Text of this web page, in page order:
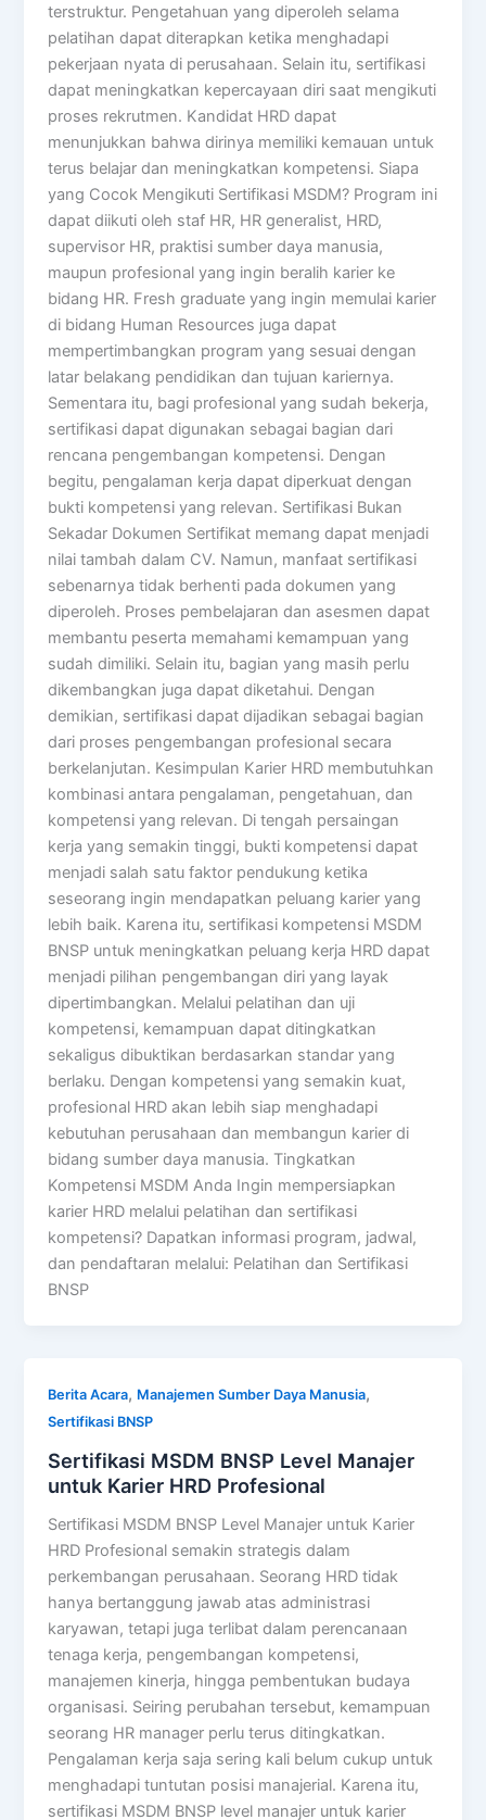
terstruktur. Pengetahuan yang diperoleh selama
pelatihan dapat diterapkan ketika menghadapi
pekerjaan nyata di perusahaan. Selain itu, sertifikasi
dapat meningkatkan kepercayaan diri saat mengikuti
proses rekrutmen. Kandidat HRD dapat
menunjukkan bahwa dirinya memiliki kemauan untuk
terus belajar dan meningkatkan kompetensi. Siapa
yang Cocok Mengikuti Sertifikasi MSDM? Program ini
dapat diikuti oleh staf HR, HR generalist, HRD,
supervisor HR, praktisi sumber daya manusia,
maupun profesional yang ingin beralih karier ke
bidang HR. Fresh graduate yang ingin memulai karier
di bidang Human Resources juga dapat
mempertimbangkan program yang sesuai dengan
latar belakang pendidikan dan tujuan kariernya.
Sementara itu, bagi profesional yang sudah bekerja,
sertifikasi dapat digunakan sebagai bagian dari
rencana pengembangan kompetensi. Dengan
begitu, pengalaman kerja dapat diperkuat dengan
bukti kompetensi yang relevan. Sertifikasi Bukan
Sekadar Dokumen Sertifikat memang dapat menjadi
nilai tambah dalam CV. Namun, manfaat sertifikasi
sebenarnya tidak berhenti pada dokumen yang
diperoleh. Proses pembelajaran dan asesmen dapat
membantu peserta memahami kemampuan yang
sudah dimiliki. Selain itu, bagian yang masih perlu
dikembangkan juga dapat diketahui. Dengan
demikian, sertifikasi dapat dijadikan sebagai bagian
dari proses pengembangan profesional secara
berkelanjutan. Kesimpulan Karier HRD membutuhkan
kombinasi antara pengalaman, pengetahuan, dan
kompetensi yang relevan. Di tengah persaingan
kerja yang semakin tinggi, bukti kompetensi dapat
menjadi salah satu faktor pendukung ketika
seseorang ingin mendapatkan peluang karier yang
lebih baik. Karena itu, sertifikasi kompetensi MSDM
BNSP untuk meningkatkan peluang kerja HRD dapat
menjadi pilihan pengembangan diri yang layak
dipertimbangkan. Melalui pelatihan dan uji
kompetensi, kemampuan dapat ditingkatkan
sekaligus dibuktikan berdasarkan standar yang
berlaku. Dengan kompetensi yang semakin kuat,
profesional HRD akan lebih siap menghadapi
kebutuhan perusahaan dan membangun karier di
bidang sumber daya manusia. Tingkatkan
Kompetensi MSDM Anda Ingin mempersiapkan
karier HRD melalui pelatihan dan sertifikasi
kompetensi? Dapatkan informasi program, jadwal,
dan pendaftaran melalui: Pelatihan dan Sertifikasi
BNSP
Berita Acara, Manajemen Sumber Daya Manusia,
Sertifikasi BNSP
Sertifikasi MSDM BNSP Level Manajer
untuk Karier HRD Profesional
Sertifikasi MSDM BNSP Level Manajer untuk Karier
HRD Profesional semakin strategis dalam
perkembangan perusahaan. Seorang HRD tidak
hanya bertanggung jawab atas administrasi
karyawan, tetapi juga terlibat dalam perencanaan
tenaga kerja, pengembangan kompetensi,
manajemen kinerja, hingga pembentukan budaya
organisasi. Seiring perubahan tersebut, kemampuan
seorang HR manager perlu terus ditingkatkan.
Pengalaman kerja saja sering kali belum cukup untuk
menghadapi tuntutan posisi manajerial. Karena itu,
sertifikasi MSDM BNSP level manajer untuk karier